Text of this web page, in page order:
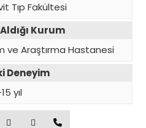
Tıp Fakültesi
Kurum
ve Araştırma Hastanesi
Deneyim
yıl